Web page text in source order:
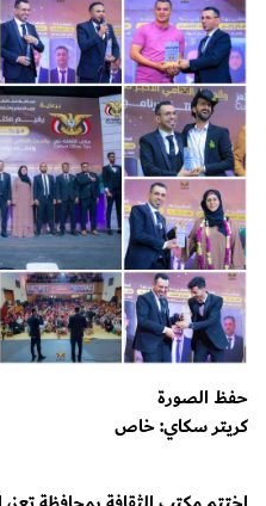
حفظ الصورة
كريتر سكاي: خاص